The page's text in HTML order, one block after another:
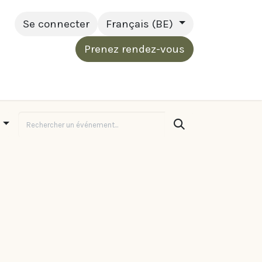
Se connecter
Français (BE)
Prenez rendez-vous